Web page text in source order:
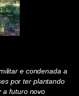
e condenada a
por ter plantando
a futuro novo